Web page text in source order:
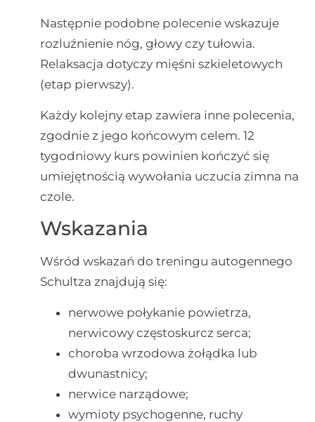
Następnie podobne polecenie wskazuje
rozluźnienie nóg, głowy czy tułowia.
Relaksacja dotyczy mięśni szkieletowych
(etap pierwszy).
Każdy kolejny etap zawiera inne polecenia,
zgodnie z jego końcowym celem. 12
tygodniowy kurs powinien kończyć się
umiejętnością wywołania uczucia zimna na
czole.
Wskazania
Wśród wskazań do treningu autogennego
Schultza znajdują się:
nerwowe połykanie powietrza,
nerwicowy częstoskurcz serca;
choroba wrzodowa żołądka lub
dwunastnicy;
nerwice narządowe;
wymioty psychogenne, ruchy